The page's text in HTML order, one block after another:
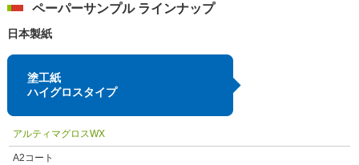
ペーパーサンプル ラインナップ
日本製紙
塗工紙
ハイグロスタイプ
アルティマグロスWX
A2コート